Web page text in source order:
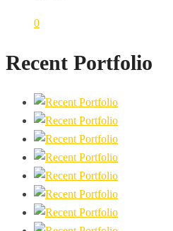
0
Recent Portfolio